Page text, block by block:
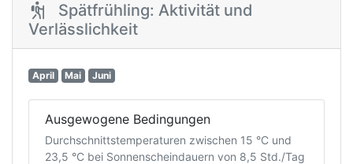
Spätfrühling: Aktivität und
Verlässlichkeit
April Mai Juni
Ausgewogene Bedingungen
Durchschnittstemperaturen zwischen 15 °C und
23,5 °C bei Sonnenscheindauern von 8,5 Std./Tag